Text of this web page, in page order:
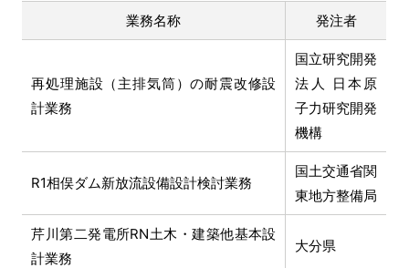
業務名称 発注者
再処理施設（主排気筒）の耐震改修設
計業務
国立研究開発
法人 日本原
子力研究開発
機構
R1相俣ダム新放流設備設計検討業務
国土交通省関
東地方整備局
芹川第二発電所RN土木・建築他基本設
計業務
大分県